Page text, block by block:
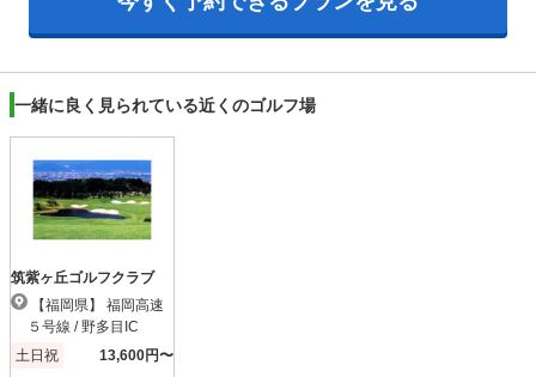
一緒に良く見られている近くのゴルフ場
筑紫ヶ丘ゴルフクラブ
５号線 / 野多目IC
土日祝
13,600円〜